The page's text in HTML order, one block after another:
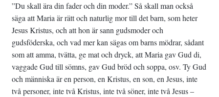
”Du skall ära din fader och din moder.” Så skall man också
säga att Maria är rätt och naturlig mor till det barn, som heter
Jesus Kristus, och att hon är sann gudsmoder och
gudsföderska, och vad mer kan sägas om barns mödrar, sådant
som att amma, tvätta, ge mat och dryck, att Maria gav Gud di,
vaggade Gud till sömns, gav Gud bröd och soppa, osv. Ty Gud
och människa är en person, en Kristus, en son, en Jesus, inte
två personer, inte två Kristus, inte två söner, inte två Jesus –